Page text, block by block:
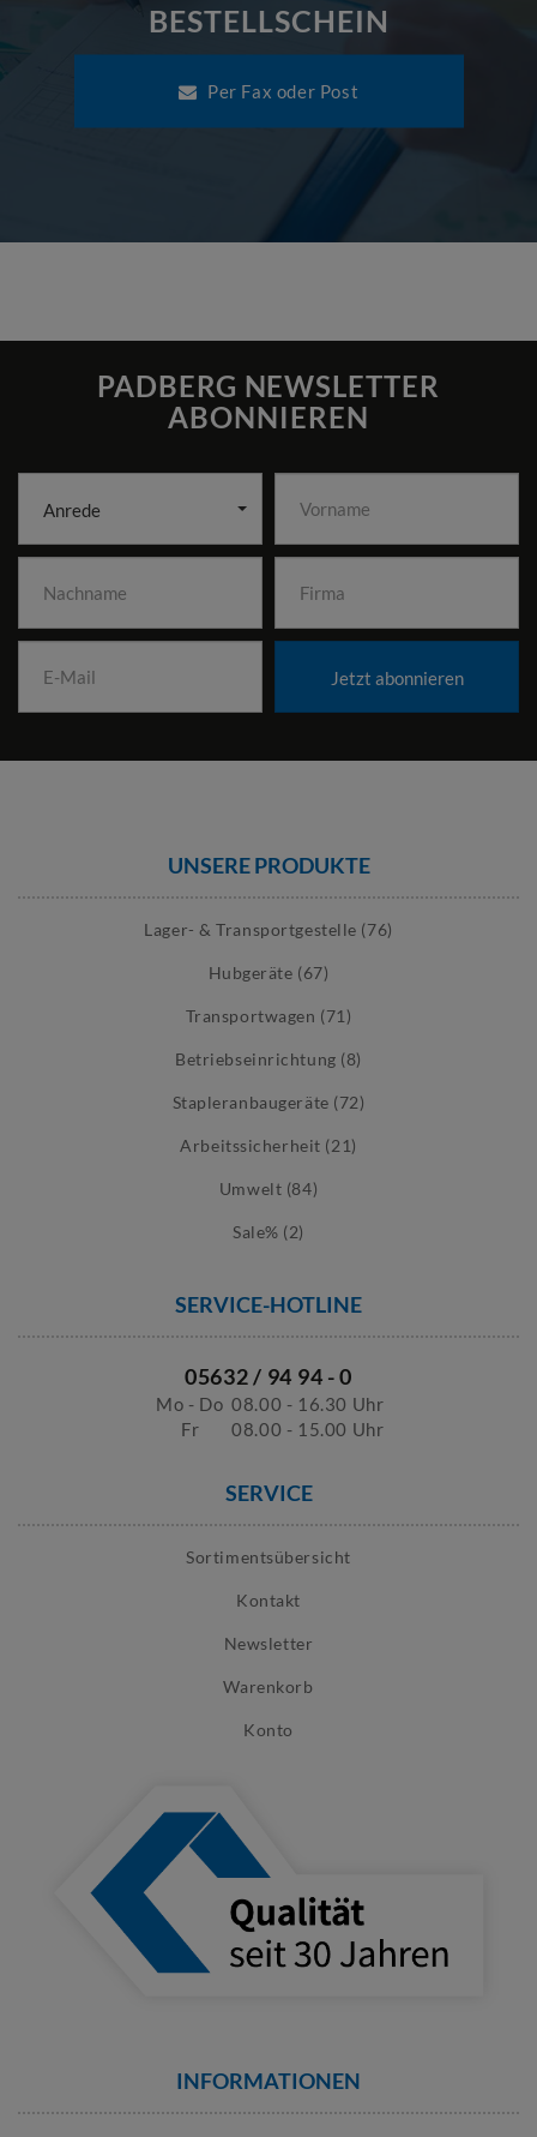
BESTELLSCHEIN
Per Fax oder Post
PADBERG NEWSLETTER
ABONNIEREN
Anrede
Jetzt abonnieren
UNSERE PRODUKTE
Lager- & Transportgestelle (76)
Hubgeräte (67)
Transportwagen (71)
Betriebseinrichtung (8)
Stapleranbaugeräte (72)
Arbeitssicherheit (21)
Umwelt (84)
Sale% (2)
SERVICE-HOTLINE
05632 / 94 94 - 0
Mo - Do 08.00 - 16.30 Uhr
Fr
08.00 - 15.00 Uhr
SERVICE
Sortimentsübersicht
Kontakt
Newsletter
Warenkorb
Konto
INFORMATIONEN